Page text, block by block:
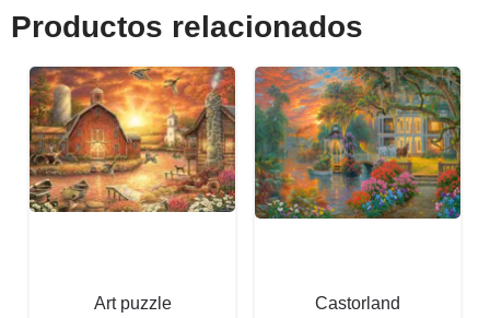
Productos relacionados
Art puzzle
Castorland